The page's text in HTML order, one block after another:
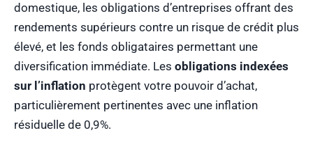
domestique, les obligations d’entreprises offrant des
rendements supérieurs contre un risque de crédit plus
élevé, et les fonds obligataires permettant une
diversification immédiate. Les obligations indexées
sur l’inflation protègent votre pouvoir d’achat,
particulièrement pertinentes avec une inflation
résiduelle de 0,9%.